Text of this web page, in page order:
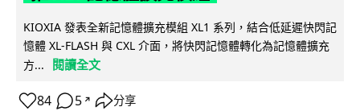
KIOXIA 發表全新記憶體擴充模組 XL1 系列，結合低延遲快閃記
憶體 XL-FLASH 與 CXL 介面，將快閃記憶體轉化為記憶體擴充
方...
閱讀全文
84 5 ↗ 分享